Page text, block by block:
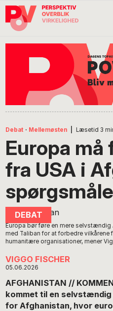
Gå
direkte
Skip
indhold
Gå
direkte
Debat · Mellemøsten Læsetid 3
Europa må
fra USA i
Europa bør føre en mere
med Taliban for at forbedre
humanitære organisationer, mener
VIGGO FISCHER
05.06.2026
AFGHANISTAN //
kommet til en
for Afghanistan, hvor